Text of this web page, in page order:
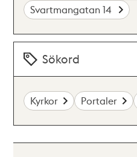
Svartmangatan 14
Sökord
Kyrkor Portaler